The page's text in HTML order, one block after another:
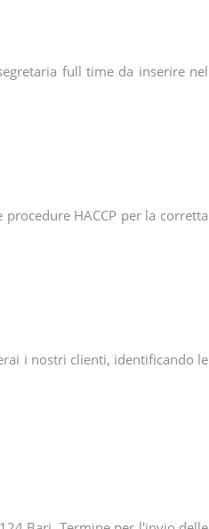
full time da inserire nel
HACCP per la corretta
i nostri clienti, identificando le